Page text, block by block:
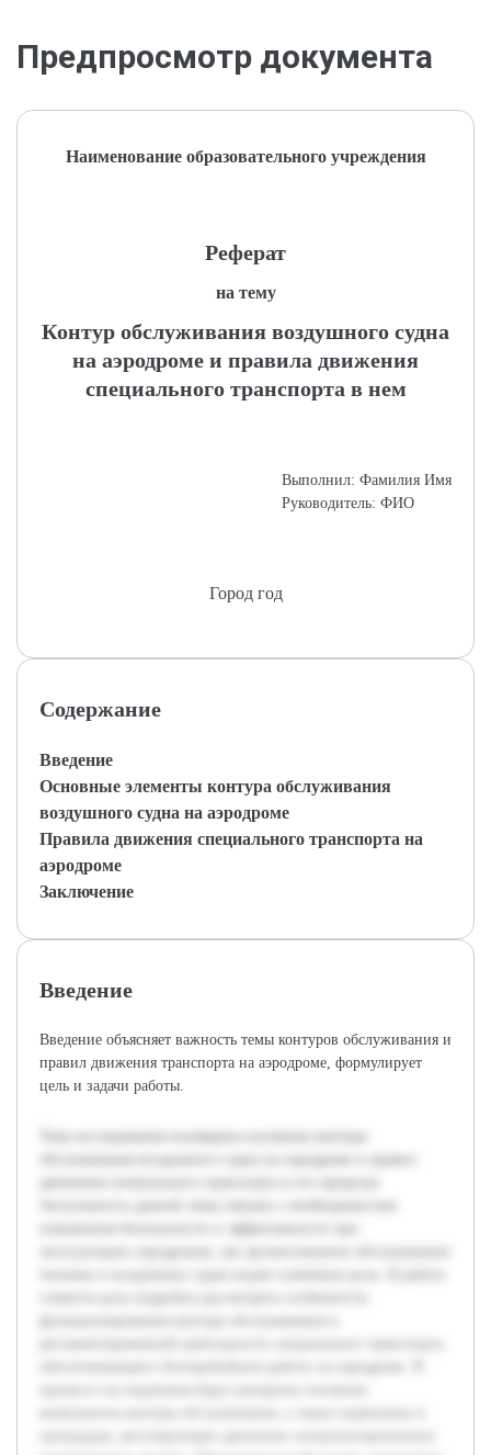
Предпросмотр документа
Наименование образовательного учреждения
Реферат
на тему
Контур обслуживания воздушного судна
на аэродроме и правила движения
специального транспорта в нем
Выполнил: Фамилия Имя
Руководитель: ФИО
Город год
Содержание
Введение
Основные элементы контура обслуживания
воздушного судна на аэродроме
Правила движения специального транспорта на
аэродроме
Заключение
Введение
Введение объясняет важность темы контуров обслуживания и
правил движения транспорта на аэродроме, формулирует
цель и задачи работы.